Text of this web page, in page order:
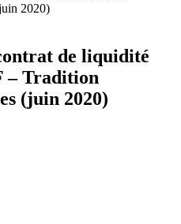
2020)
de liquidité
– Tradition
(juin 2020)